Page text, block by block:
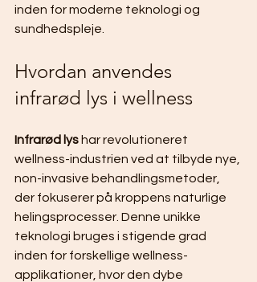
inden for moderne teknologi og
sundhedspleje.
Hvordan anvendes
infrarød lys i wellness
Infrarød lys har revolutioneret
wellness-industrien ved at tilbyde nye,
non-invasive behandlingsmetoder,
der fokuserer på kroppens naturlige
helingsprocesser. Denne unikke
teknologi bruges i stigende grad
inden for forskellige wellness-
applikationer, hvor den dybe